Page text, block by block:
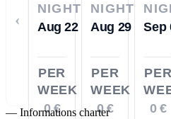
‹
NIGHTS
Aug 22
PER
WEEK
0 €
NIGHTS
Aug 29
PER
WEEK
0 €
Sep
PER
0 €
— Informations charter